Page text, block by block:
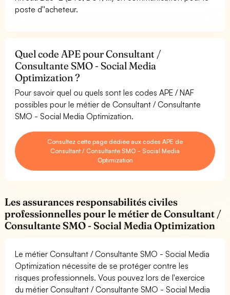
poste d''acheteur.
Quel code APE pour Consultant /
Consultante SMO - Social Media
Optimization ?
Pour savoir quel ou quels sont les codes APE / NAF
possibles pour le métier de Consultant / Consultante
SMO - Social Media Optimization.
Consultez cette page dédiée aux codes APE de
Consultant / Consultante SMO - Social Media
Optimization
Les assurances responsabilités civiles
professionnelles pour le métier de Consultant /
Consultante SMO - Social Media Optimization
Le métier Consultant / Consultante SMO - Social Media
Optimization nécessite de se protéger contre les
risques professionnels. Vous pouvez lors de l'exercice
du métier Consultant / Consultante SMO - Social Media